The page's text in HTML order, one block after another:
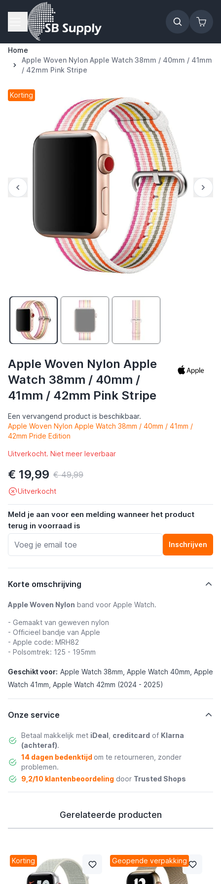
Ga naar de inhoud
Home
Apple Woven Nylon Apple Watch 38mm / 40mm / 41mm
/ 42mm Pink Stripe
Korting
Apple Woven Nylon Apple
Watch 38mm / 40mm /
41mm / 42mm Pink Stripe
Een vervangend product is beschikbaar.
Apple Woven Nylon Apple Watch 38mm / 40mm / 41mm /
42mm Pride Edition
Uitverkocht. Niet meer leverbaar
€ 19,99 € 49,99
Uitverkocht
Meld je aan voor een melding wanneer het product
terug in voorraad is
Inschrijven
Korte omschrijving
Apple Woven Nylon band voor Apple Watch.
- Gemaakt van geweven nylon
- Officieel bandje van Apple
- Apple code: MRH82
- Polsomtrek: 125 - 195mm
Geschikt voor: Apple Watch 38mm, Apple Watch 40mm, Apple
Watch 41mm, Apple Watch 42mm (2024 - 2025)
Onze service
Betaal makkelijk met iDeal creditcard of Klarna
(achteraf).
14 dagen bedenktijd om te retourneren, zonder
problemen.
9,2/10 klantenbeoordelingdoor Trusted Shops
Gerelateerde producten
Korting Geopende verpakking